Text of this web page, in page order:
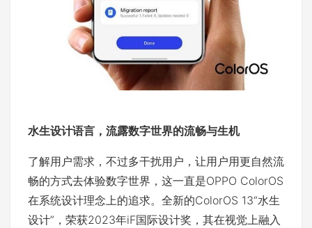
水生设计语言 ， 流露数字世界的流畅与生机
了解用户需求，不过多干扰用户，让用户用更自然流
畅的方式去体验数字世界，这一直是OPPO ColorOS
在系统设计理念上的追求。全新的ColorOS 13“水生
设计”，荣获2023年iF国际设计奖，其在视觉上融入